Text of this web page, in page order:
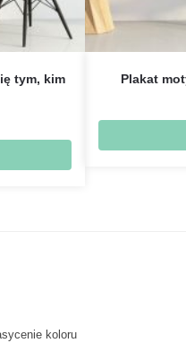
tym, kim
Plakat
koloru